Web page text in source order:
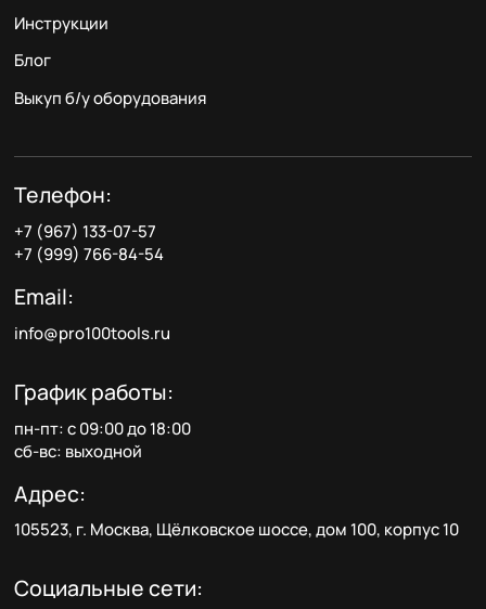
Инструкции
Блог
Выкуп б/у оборудования
Телефон:
+7 (967) 133-07-57
+7 (999) 766-84-54
Email:
info@pro100tools.ru
График работы:
пн-пт: с 09:00 до 18:00
сб-вс: выходной
Адрес:
105523, г. Москва, Щёлковское шоссе, дом 100, корпус 10
Социальные сети: